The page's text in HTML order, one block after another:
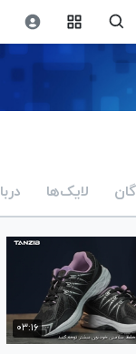
لایک‌ها
۰۳:۱۶